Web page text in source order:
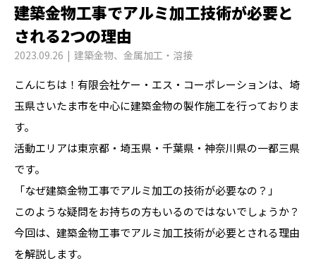
建築金物工事でアルミ加工技術が必要と
される2つの理由
2023.09.26 建築金物、 金属加工・溶接
こんにちは！有限会社ケー・エス・コーポレーションは、埼
玉県さいたま市を中心に建築金物の製作施工を行っておりま
す。
活動エリアは東京都・埼玉県・千葉県・神奈川県の一都三県
です。
「なぜ建築金物工事でアルミ加工の技術が必要なの？」
このような疑問をお持ちの方もいるのではないでしょうか？
今回は、建築金物工事でアルミ加工技術が必要とされる理由
を解説します。